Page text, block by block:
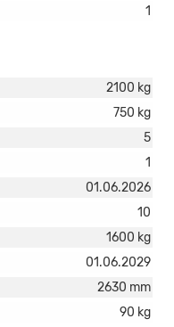
1
2100 kg
750 kg
5
1
01.06.2026
10
1600 kg
01.06.2029
2630 mm
90 kg